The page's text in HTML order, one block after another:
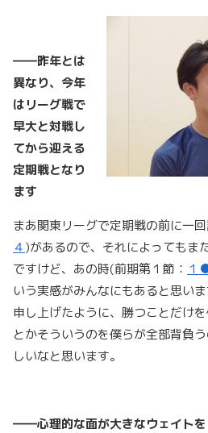
――昨年とは
異なり、今年
はリーグ戦で
早大と対戦し
てから迎える
定期戦となり
ます
まあ関東リーグで定期戦の前に一
４)があるので、それによってもま
ですけど、あの時(前期第１節： １
いう実感がみんなにもあると思い
申し上げたように、勝つことだけ
とかそういうのを僕らが全部背負
しいなと思います。
――心理的な面が大きなウェイトを